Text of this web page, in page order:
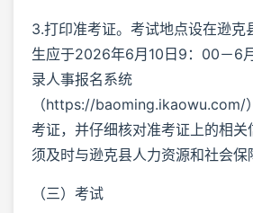
3.打印准考证。考试地点设在逊克
生应于2026年6月10日9：00－6
录人事报名系统
（https://baoming.ikaowu.com/
考证，并仔细核对准考证上的相关
须及时与逊克县人力资源和社会保
（三）考试